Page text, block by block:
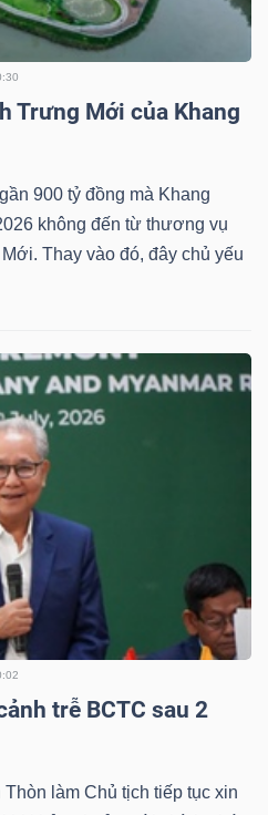
Trưng Mới của Khang
900 tỷ đồng mà Khang
không đến từ thương vụ
Thay vào đó, đây chủ yếu
trễ BCTC sau 2
làm Chủ tịch tiếp tục xin